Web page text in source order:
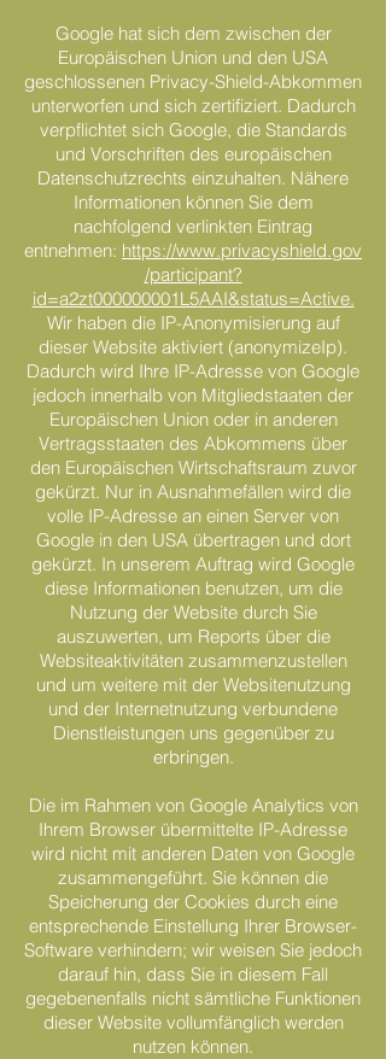
Google hat sich dem zwischen der
Europäischen Union und den USA
geschlossenen Privacy-Shield-Abkommen
unterworfen und sich zertifiziert. Dadurch
verpflichtet sich Google, die Standards
und Vorschriften des europäischen
Datenschutzrechts einzuhalten. Nähere
Informationen können Sie dem
nachfolgend verlinkten Eintrag
entnehmen: https://www.privacyshield.gov
/participant?
id=a2zt000000001L5AAI&status=Active.
Wir haben die IP-Anonymisierung auf
dieser Website aktiviert (anonymizeIp).
Dadurch wird Ihre IP-Adresse von Google
jedoch innerhalb von Mitgliedstaaten der
Europäischen Union oder in anderen
Vertragsstaaten des Abkommens über
den Europäischen Wirtschaftsraum zuvor
gekürzt. Nur in Ausnahmefällen wird die
volle IP-Adresse an einen Server von
Google in den USA übertragen und dort
gekürzt. In unserem Auftrag wird Google
diese Informationen benutzen, um die
Nutzung der Website durch Sie
auszuwerten, um Reports über die
Websiteaktivitäten zusammenzustellen
und um weitere mit der Websitenutzung
und der Internetnutzung verbundene
Dienstleistungen uns gegenüber zu
erbringen.
Die im Rahmen von Google Analytics von
Ihrem Browser übermittelte IP-Adresse
wird nicht mit anderen Daten von Google
zusammengeführt. Sie können die
Speicherung der Cookies durch eine
entsprechende Einstellung Ihrer Browser-
Software verhindern; wir weisen Sie jedoch
darauf hin, dass Sie in diesem Fall
gegebenenfalls nicht sämtliche Funktionen
dieser Website vollumfänglich werden
nutzen können.